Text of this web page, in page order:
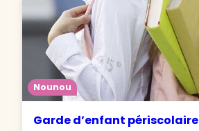
Nounou
Garde d’enfant périscolaire